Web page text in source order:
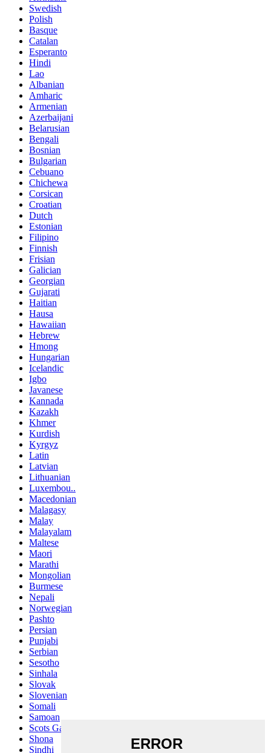
Swedish
Polish
Basque
Catalan
Esperanto
Hindi
Lao
Albanian
Amharic
Armenian
Azerbaijani
Belarusian
Bengali
Bosnian
Bulgarian
Cebuano
Chichewa
Corsican
Croatian
Dutch
Estonian
Filipino
Finnish
Frisian
Galician
Georgian
Gujarati
Haitian
Hausa
Hawaiian
Hebrew
Hmong
Hungarian
Icelandic
Igbo
Javanese
Kannada
Kazakh
Khmer
Kurdish
Kyrgyz
Latin
Latvian
Lithuanian
Luxembou..
Macedonian
Malagasy
Malay
Malayalam
Maltese
Maori
Marathi
Mongolian
Burmese
Nepali
Norwegian
Pashto
Persian
Punjabi
Serbian
Sesotho
Sinhala
Slovak
Slovenian
Somali
Samoan
Scots Gaelic
Shona
Sindhi